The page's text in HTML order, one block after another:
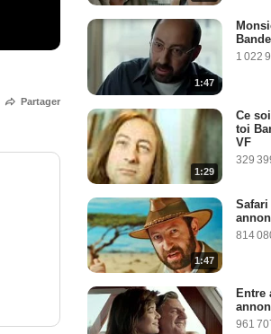
Partager
1:47
1 022
1:29
Ce
toi
VF
329
1:47
Safari
814
Entre
961